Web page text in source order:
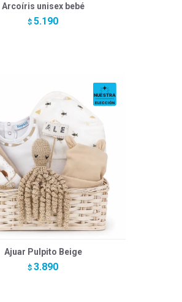
Arcoíris unisex bebé
$ 5.190
Ajuar Pulpito Beige
$ 3.890